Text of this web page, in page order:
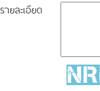
รายละเอียด